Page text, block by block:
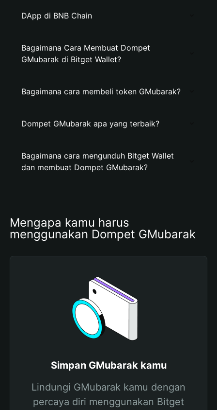
DApp di BNB Chain
Bagaimana Cara Membuat Dompet
GMubarak di Bitget Wallet?
Bagaimana cara membeli token GMubarak?
Dompet GMubarak apa yang terbaik?
Bagaimana cara mengunduh Bitget Wallet
dan membuat Dompet GMubarak?
Mengapa kamu harus
menggunakan Dompet GMubarak
Simpan GMubarak kamu
Lindungi GMubarak kamu dengan
percaya diri menggunakan Bitget